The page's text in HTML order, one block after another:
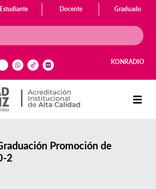
Estudiante Docente Graduado
KONRADIO
Promoción de
2